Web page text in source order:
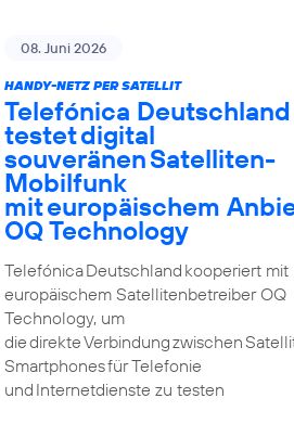
08. Juni 2026
HANDY-NETZ PER SATELLIT
Telefónica Deutschland
testet digital
souveränen Satelliten-
Mobilfunk
mit europäischem
OQ Technology
Telefónica Deutschland kooperiert mit
europäischem Satellitenbetreiber OQ
Technology, um
die direkte Verbindung zwischen
Smartphones für Telefonie
und Internetdienste zu testen